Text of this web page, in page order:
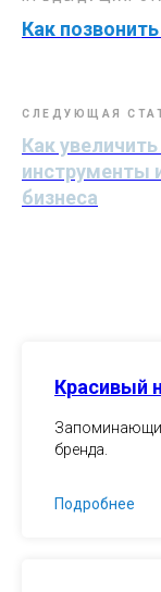
Как
СЛЕДУЮЩАЯ
Как
инструменты
бизнеса
Красивый
бренда.
Подробнее